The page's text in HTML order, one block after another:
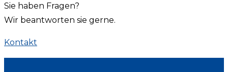
Sie haben Fragen?
Wir beantworten sie gerne.
Kontakt